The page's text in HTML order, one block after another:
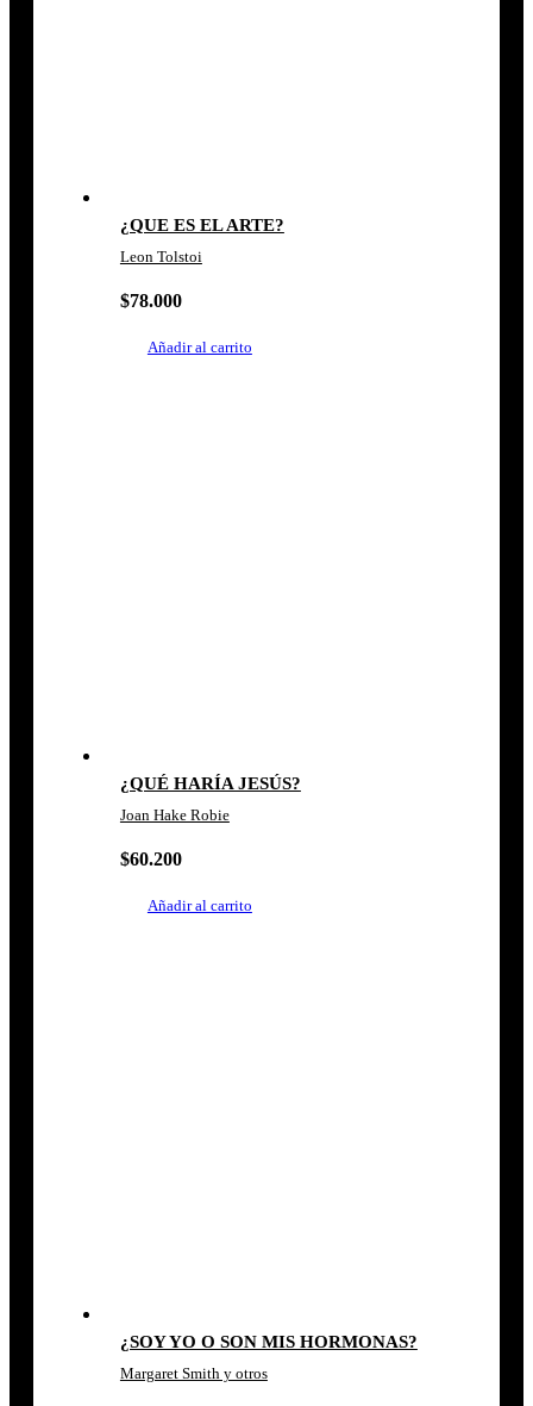
¿QUE ES EL ARTE?
Leon Tolstoi
$78.000
Añadir al carrito
¿QUÉ HARÍA JESÚS?
Joan Hake Robie
$60.200
Añadir al carrito
¿SOY YO O SON MIS HORMONAS?
Margaret Smith y otros